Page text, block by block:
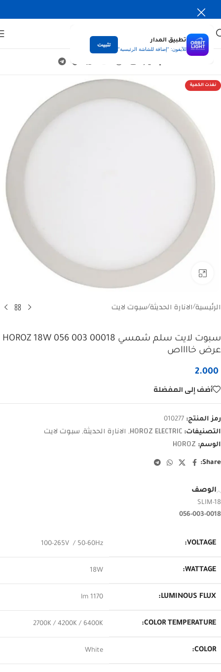
تطبيق المدار
للآيفون: "إضافة للشاشة الرئيسية"
تثبيت
نفذت الكمية
Click to enlarge
الرئيسية/الانارة الحديثة/سبوت لايت
سبوت لايت سلم شمسي HOROZ 18W 056 003 00018
عرض خااااص
2.000
أضف إلى المفضلة
رمز المنتج: 010277
التصنيفات: HOROZ ELECTRIC
, الانارة الحديثة, سبوت لايت
الوسم: HOROZ
Share:
الوصف
SLIM-18
056-003-0018
VOLTAGE:
100-265V / 50-60Hz
WATTAGE:
18W
LUMINOUS FLUX:
1170 lm
COLOR TEMPERATURE:
2700K / 4200K / 6400K
COLOR:
White